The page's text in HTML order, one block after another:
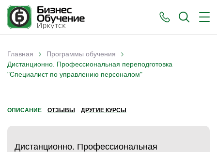
Вы здесь
Главная › Программы обучения ›
Дистанционно. Профессиональная переподготовка
"Специалист по управлению персоналом"
ОПИСАНИЕ ОТЗЫВЫ ДРУГИЕ КУРСЫ
Дистанционно. Профессиональная